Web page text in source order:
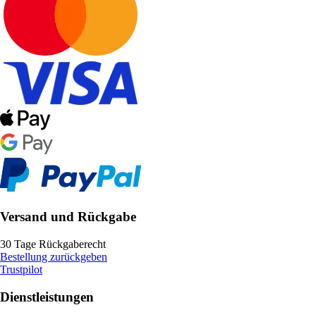
Versand und Rückgabe
30 Tage Rückgaberecht
Bestellung zurückgeben
Trustpilot
Dienstleistungen